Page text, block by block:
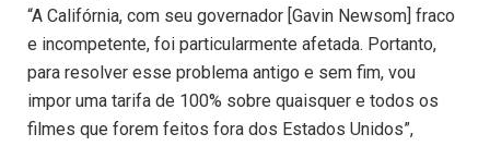
“A Califórnia, com seu governador [Gavin Newsom] fraco
e incompetente, foi particularmente afetada. Portanto,
para resolver esse problema antigo e sem fim, vou
impor uma tarifa de 100% sobre quaisquer e todos os
filmes que forem feitos fora dos Estados Unidos”,